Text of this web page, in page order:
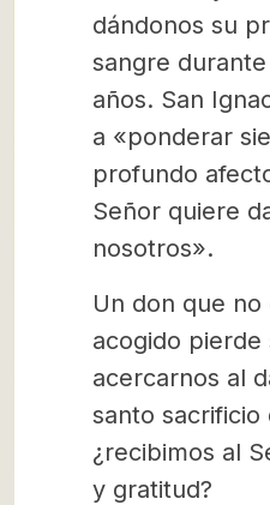
dándonos su
sangre
años. San
a «ponderar
profundo
Señor quiere
nosotros».
Un don que
acogido
acercarnos al
santo sacrificio
¿recibimos al
y gratitud?